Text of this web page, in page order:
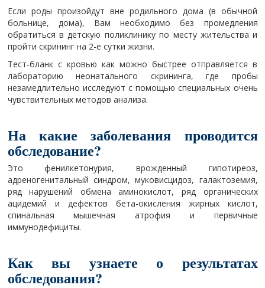
Если роды произойдут вне родильного дома (в обычной
больнице, дома), Вам необходимо без промедления
обратиться в детскую поликлинику по месту жительства и
пройти скрининг на 2-е сутки жизни.
Тест-бланк с кровью как можно быстрее отправляется в
лабораторию неонатального скрининга, где пробы
незамедлительно исследуют с помощью специальных очень
чувствительных методов анализа.
На какие заболевания проводится
обследование?
Это фенилкетонурия, врожденный гипотиреоз,
адреногенитальный синдром, муковисцидоз, галактоземия,
ряд нарушений обмена аминокислот, ряд органических
ацидемий и дефектов бета-окисления жирных кислот,
спинальная мышечная атрофия и первичные
иммунодефициты.
Как вы узнаете о результатах
обследования?